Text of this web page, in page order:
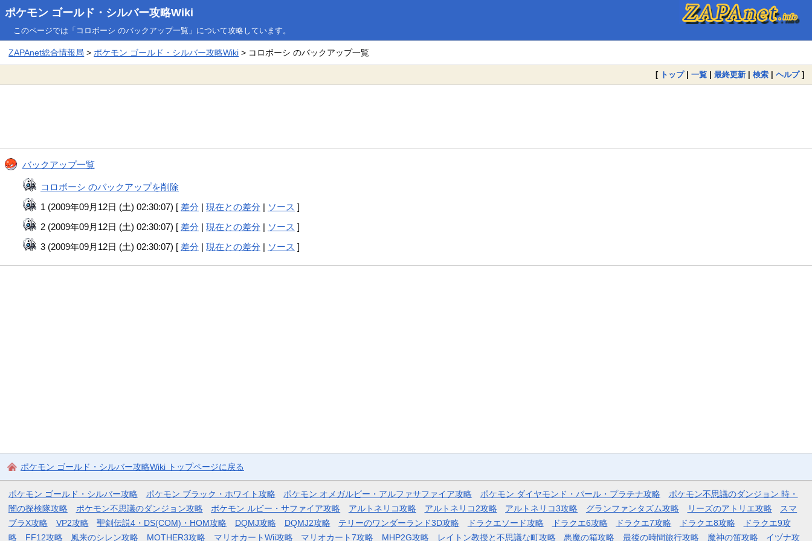
ポケモン ゴールド・シルバー攻略Wiki
このページでは「コロボーシ のバックアップ一覧」について攻略しています。
ZAPAnet総合情報局 >ポケモン ゴールド・シルバー攻略Wiki > コロボーシ のバックアップ一覧
[ トップ| 一覧 | 最終更新 | 検索 | ヘルプ]
バックアップ一覧
コロボーシ のバックアップを削除
1 (2009年09月12日 (土) 02:30:07) [ 差分 |現在との差分 | ソース ]
2 (2009年09月12日 (土) 02:30:07) [ 差分 |現在との差分 | ソース ]
3 (2009年09月12日 (土) 02:30:07) [ 差分 |現在との差分 | ソース ]
ポケモン ゴールド・シルバー攻略Wiki トップページに戻る
ポケモン ゴールド・シルバー攻略 ポケモン ブラック・ホワイト攻略 ポケモン オメガルビー・アルファサファイア攻略 ポケモン ダイヤモンド・パール・プラチナ攻略
ポケモン不思議のダンジョン 時・
闇の探検隊攻略
ポケモン不思議のダンジョン攻略 ポケモン ルビー・サファイア攻略 アルトネリコ攻略 アルトネリコ2攻略 アルトネリコ3攻略 グランファンタズム攻略 リーズのアトリエ攻略
スマ
ブラX攻略
VP2攻略 聖剣伝説4・DS(COM)・HOM攻略 DQMJ攻略 DQMJ2攻略 テリーのワンダーランド3D攻略 ドラクエソード攻略 ドラクエ6攻略 ドラクエ7攻略 ドラクエ8攻略
ドラクエ9攻
略
FF12攻略 風来のシレン攻略 MOTHER3攻略 マリオカートWii攻略 マリオカート7攻略 MHP2G攻略 レイトン教授と不思議な町攻略 悪魔の箱攻略 最後の時間旅行攻略 魔神の笛攻略 イヅナ攻